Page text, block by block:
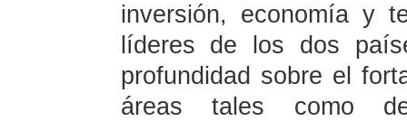
inversión, economía y
líderes de los dos
profundidad sobre el
áreas tales como